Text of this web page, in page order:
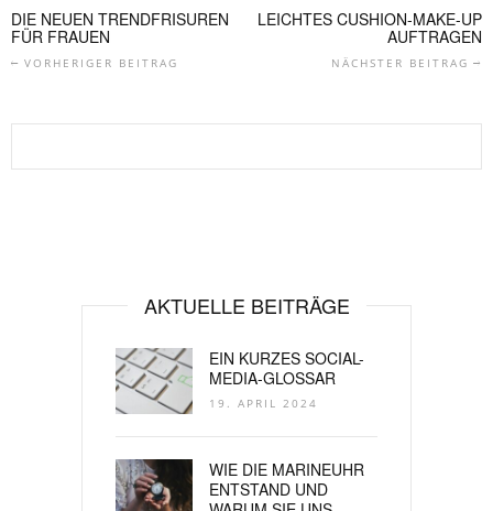
DIE NEUEN TRENDFRISUREN
FÜR FRAUEN
VORHERIGER BEITRAG
LEICHTES CUSHION-MAKE-UP
AUFTRAGEN
NÄCHSTER BEITRAG
AKTUELLE BEITRÄGE
EIN KURZES SOCIAL-
MEDIA-GLOSSAR
19. APRIL 2024
WIE DIE MARINEUHR
ENTSTAND UND